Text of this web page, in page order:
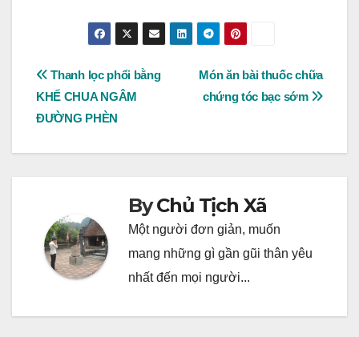
Post
navigation
Món ăn bài thuốc chữa
chứng tóc bạc sớm
Thanh lọc phổi bằng
KHẾ CHUA NGÂM
ĐƯỜNG PHÈN
ByChủ Tịch Xã
Một người đơn giản, muốn
mang những gì gần gũi thân yêu
nhất đến mọi người...